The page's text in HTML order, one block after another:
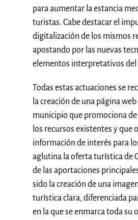
para aumentar la estancia
turistas. Cabe destacar el
digitalización de los mismos
apostando por las nuevas
elementos interpretativos
Todas estas actuaciones se
la creación de una página
municipio que promociona
los recursos existentes y que
información de interés para
aglutina la oferta turística de
de las aportaciones
sido la creación de una
turística clara, diferenciada
en la que se enmarca toda su